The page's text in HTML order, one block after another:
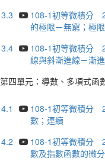
3.3
108-1初等微積分
的極限－無窮；極限
3.4
108-1初等微積分
線與斜漸進線－漸
第四單元：導數、多項式函
4.1
108-1初等微積分
數；連續
4.2
108-1初等微積分
數及指數函數的微